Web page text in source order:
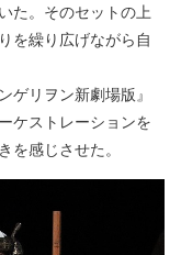
た。そのセットの上
を繰り広げながら自
ゲリヲン新劇場版』
ケストレーションを
感じさせた。